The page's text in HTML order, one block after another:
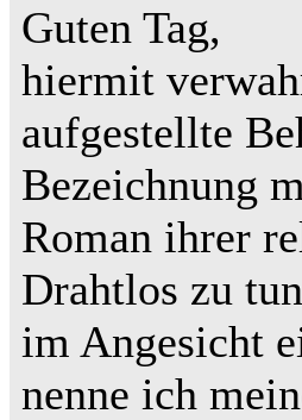
Guten Tag,
hiermit
aufgestellte
Bezeichnung
Roman ihrer
Drahtlos zu
im Angesicht
nenne ich